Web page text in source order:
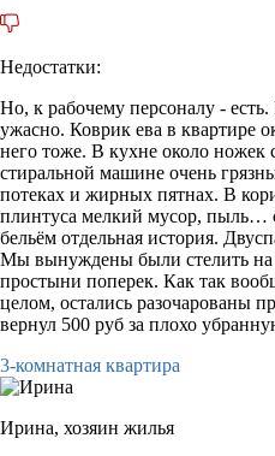
Недостатки:
Но, к рабочему персоналу -
ужасно. Коврик ева в квартире
него тоже. В кухне около ножек
стиральной машине очень
потеках и жирных пятнах. В
плинтуса мелкий мусор, пыль…
бельём отдельная история.
Мы вынуждены были стелить на
простыни поперек. Как так
целом, остались разочарованы
вернул 500 руб за плохо
3-комнатная квартира
Ирина, хозяин жилья